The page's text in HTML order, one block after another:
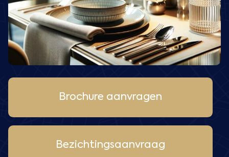
Brochure aanvragen
Bezichtingsaanvraag